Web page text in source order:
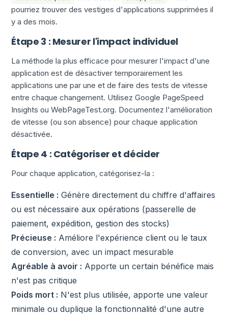
pourriez trouver des vestiges d'applications supprimées il
y a des mois.
Étape 3 : Mesurer l'impact individuel
La méthode la plus efficace pour mesurer l'impact d'une
application est de désactiver temporairement les
applications une par une et de faire des tests de vitesse
entre chaque changement. Utilisez Google PageSpeed
Insights ou WebPageTest.org. Documentez l'amélioration
de vitesse (ou son absence) pour chaque application
désactivée.
Étape 4 : Catégoriser et décider
Pour chaque application, catégorisez-la :
Essentielle : Génère directement du chiffre d'affaires
ou est nécessaire aux opérations (passerelle de
paiement, expédition, gestion des stocks)
Précieuse : Améliore l'expérience client ou le taux
de conversion, avec un impact mesurable
Agréable à avoir : Apporte un certain bénéfice mais
n'est pas critique
Poids mort : N'est plus utilisée, apporte une valeur
minimale ou duplique la fonctionnalité d'une autre